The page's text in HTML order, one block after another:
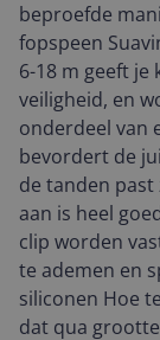
beproefde
fopspeen
6-18 m geeft je
veiligheid, en
onderdeel van
bevordert de
de tanden past
aan is heel
clip worden
te ademen en
siliconen Hoe
dat qua